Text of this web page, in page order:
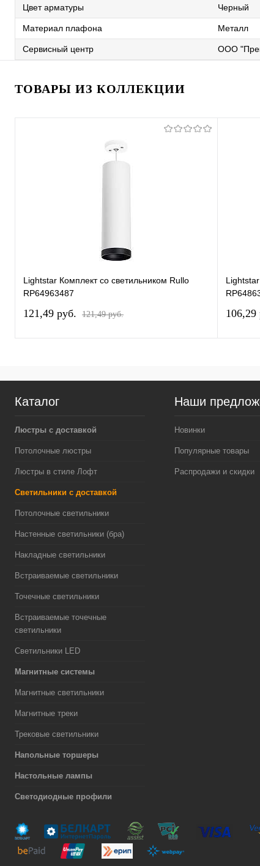
Цвет арматуры Черный
Материал плафона Металл
Сервисный центр ООО
ТОВАРЫ ИЗ КОЛЛЕКЦИИ
Lightstar Комплект со светильником Rullo
RP64963487
121,49 pуб. 121,49 pуб. 106,29
Каталог
Люстры с доставкой
Потолочные люстры
Люстры в стиле Лофт
Светильники с доставкой
Потолочные светильники
Настенные светильники (бра)
Накладные светильники
Встраиваемые светильники
Точечные светильники
Встраиваемые точечные
светильники
Светильники LED
Магнитные системы
Магнитные светильники
Магнитные треки
Трековые светильники
Напольные торшеры
Настольные лампы
Светодиодные профили
Наши
Новинки
Популярные товары
Распродажи и скидки